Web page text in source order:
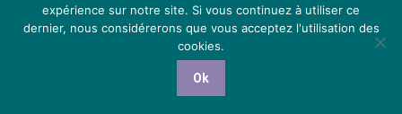
expérience sur notre site. Si vous continuez à utiliser ce
dernier, nous considérerons que vous acceptez l'utilisation des
cookies.
Ok